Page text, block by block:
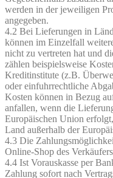
werden in der jeweiligen
angegeben.
4.2 Bei Lieferungen in
können im Einzelfall
nicht zu vertreten hat und
zählen beispielsweise
Kreditinstitute (z.B.
oder einfuhrrechtliche
Kosten können in Bezug
anfallen, wenn die
Europäischen Union
Land außerhalb der
4.3 Die
Online-Shop des
4.4 Ist Vorauskasse per
Zahlung sofort nach